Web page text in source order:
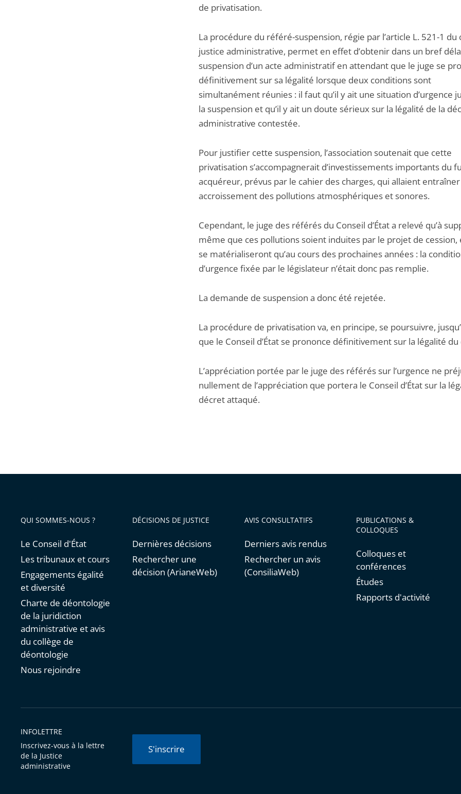
de privatisation.
La procédure du référé-suspension, régie par l’article L. 521-1 du
justice administrative, permet en effet d’obtenir dans un bref
suspension d’un acte administratif en attendant que le juge se
définitivement sur sa légalité lorsque deux conditions sont
simultanément réunies : il faut qu’il y ait une situation d’urgence
la suspension et qu’il y ait un doute sérieux sur la légalité de la
administrative contestée.
Pour justifier cette suspension, l’association soutenait que cette
privatisation s’accompagnerait d’investissements importants du
acquéreur, prévus par le cahier des charges, qui allaient
accroissement des pollutions atmosphériques et sonores.
Cependant, le juge des référés du Conseil d’État a relevé qu’à
même que ces pollutions soient induites par le projet de cession,
se matérialiseront qu’au cours des prochaines années : la
d’urgence fixée par le législateur n’était donc pas remplie.
La demande de suspension a donc été rejetée.
La procédure de privatisation va, en principe, se poursuivre,
que le Conseil d’État se prononce définitivement sur la légalité
L’appréciation portée par le juge des référés sur l’urgence ne
nullement de l’appréciation que portera le Conseil d’État sur la
décret attaqué.
QUI SOMMES-NOUS ?
Le Conseil d'État
Les tribunaux et cours
Engagements égalité
et diversité
Charte de déontologie
de la juridiction
administrative et avis
du collège de
déontologie
Nous rejoindre
DÉCISIONS DE JUSTICE
Dernières décisions
Rechercher une
décision (ArianeWeb)
AVIS CONSULTATIFS
Derniers avis rendus
Rechercher un avis
(ConsiliaWeb)
PUBLICATIONS &
COLLOQUES
Colloques et
conférences
Études
Rapports d'activité
INFOLETTRE
Inscrivez-vous à la lettre
de la Justice
administrative
S'inscrire